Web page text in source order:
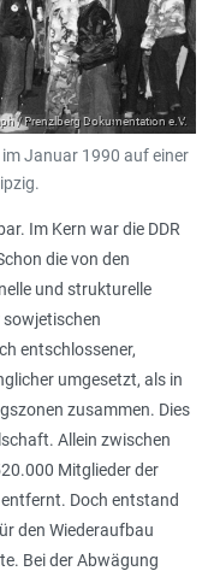
/ Prenzlberg Dokumentation e.V.
im Januar 1990 auf einer
Im Kern war die DDR
die von den
und strukturelle
entschlossener,
umgesetzt, als in
zusammen. Dies
Allein zwischen
Mitglieder der
entfernt. Doch entstand
den Wiederaufbau
Bei der Abwägung